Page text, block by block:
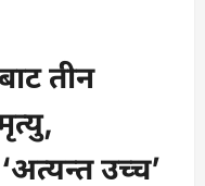
तीन
उच्च’